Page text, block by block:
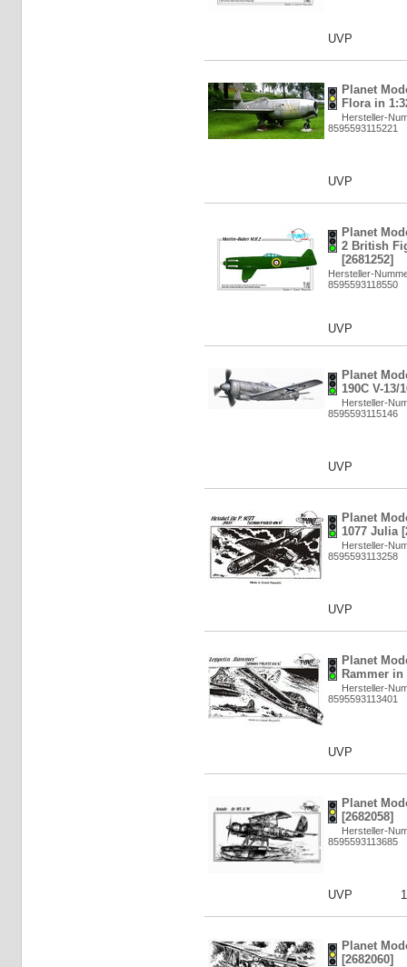
UVP
Planet
Flora in
Hersteller-
8595593115221
UVP
Planet
2 British
[2681252]
Hersteller-
8595593118550
UVP
Planet
190C V-13/
Hersteller-
8595593115146
UVP
Planet
1077 Julia
Hersteller-
8595593113258
UVP
Planet
Rammer in
Hersteller-
8595593113401
UVP
Planet
[2682058]
Hersteller-
8595593113685
UVP
Planet
[2682060]